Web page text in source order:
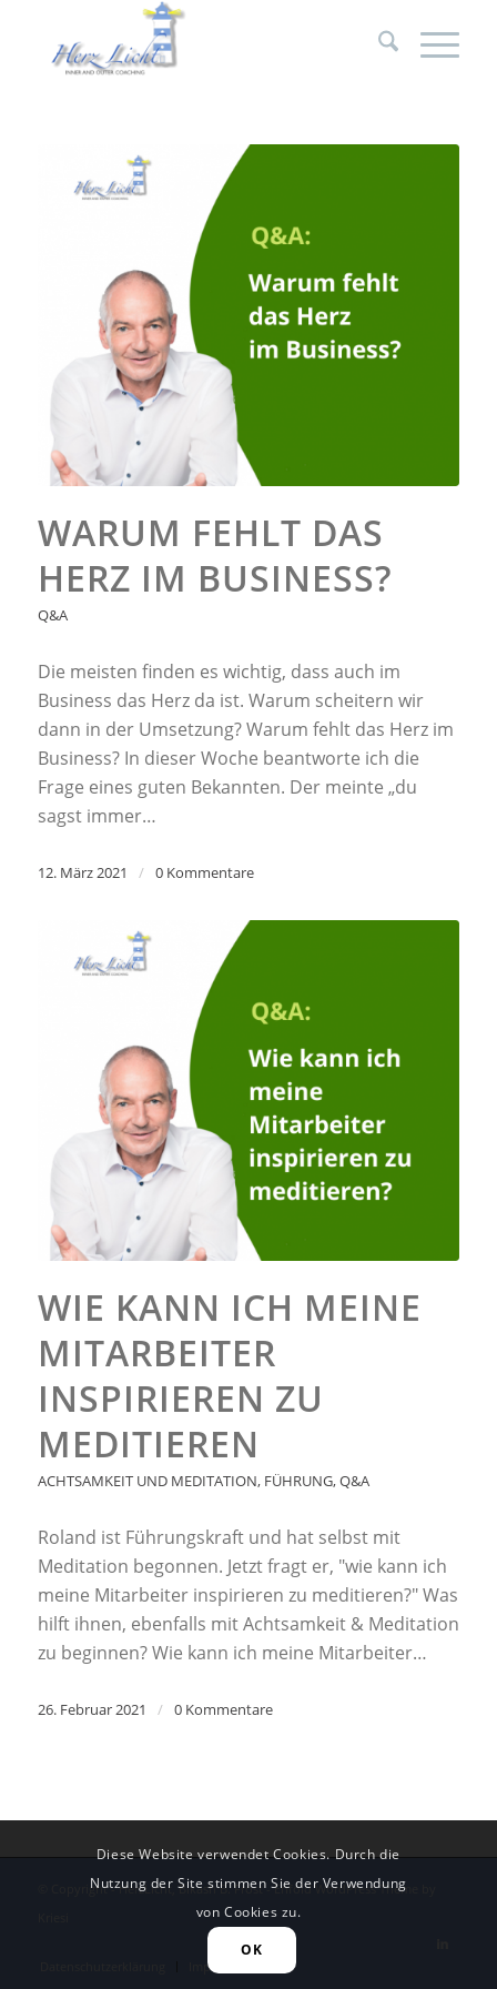
WARUM FEHLT DAS
HERZ IM BUSINESS?
Q&A
Die meisten finden es wichtig, dass auch im
Business das Herz da ist. Warum scheitern wir
dann in der Umsetzung? Warum fehlt das Herz im
Business? In dieser Woche beantworte ich die
Frage eines guten Bekannten. Der meinte „du
sagst immer…
12. März 2021 / 0 Kommentare
WIE KANN ICH MEINE
MITARBEITER
INSPIRIEREN ZU
MEDITIEREN
ACHTSAMKEIT UND MEDITATION, FÜHRUNG,Q&A
Roland ist Führungskraft und hat selbst mit
Meditation begonnen. Jetzt fragt er, "wie kann ich
meine Mitarbeiter inspirieren zu meditieren?" Was
hilft ihnen, ebenfalls mit Achtsamkeit & Meditation
zu beginnen? Wie kann ich meine Mitarbeiter…
26. Februar 2021 / 0 Kommentare
© Copyright - HerzLicht, Bikash B. Frost -Enfold WordPress Theme by
Impressum
Diese Website verwendet Cookies. Durch die
Nutzung der Site stimmen Sie der Verwendung
von Cookies zu.
OK